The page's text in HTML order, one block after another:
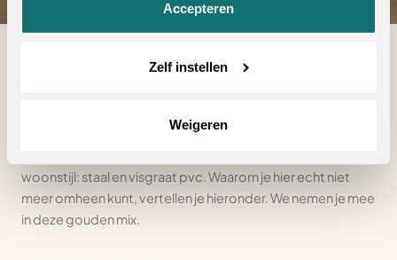
Accepteren
Zelf instellen
Weigeren
Woontrends: bij Ambiant kunnen we er geen genoeg van
combinaties voor je interieur en wil je meer pit creëren in
woonstijl: staal en visgraat pvc. Waarom je hier echt niet
meer omheen kunt, vertellen je hieronder. We nemen je mee
in deze gouden mix.